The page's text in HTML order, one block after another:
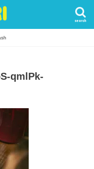
search
qmlPk-